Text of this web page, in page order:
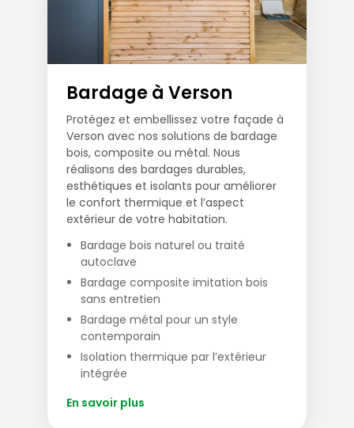
Bardage à Verson
Protégez et embellissez votre façade à
Verson avec nos solutions de bardage
bois, composite ou métal. Nous
réalisons des bardages durables,
esthétiques et isolants pour améliorer
le confort thermique et l’aspect
extérieur de votre habitation.
Bardage bois naturel ou traité
autoclave
Bardage composite imitation bois
sans entretien
Bardage métal pour un style
contemporain
Isolation thermique par l’extérieur
intégrée
En savoir plus